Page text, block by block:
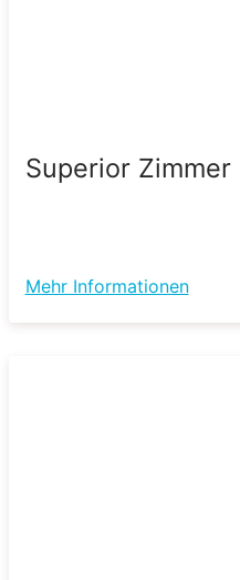
Superior Zimmer
Mehr Informationen